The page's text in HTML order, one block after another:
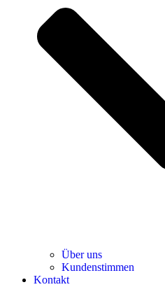
Über uns
Kundenstimmen
Kontakt